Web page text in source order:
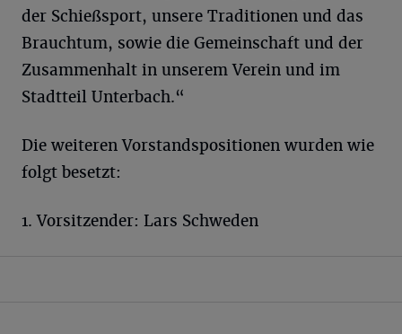
der Schießsport, unsere Traditionen und das
Brauchtum, sowie die Gemeinschaft und der
Zusammenhalt in unserem Verein und im
Stadtteil Unterbach.“
Die weiteren Vorstandspositionen wurden wie
folgt besetzt:
1. Vorsitzender: Lars Schweden